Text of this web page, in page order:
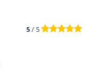
5 / 5